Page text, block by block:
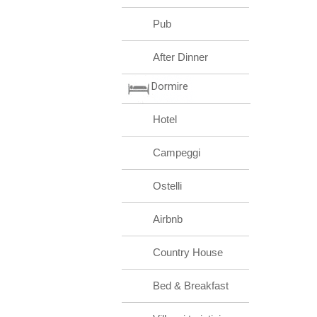
Pub
After Dinner
Dormire
Hotel
Campeggi
Ostelli
Airbnb
Country House
Bed & Breakfast